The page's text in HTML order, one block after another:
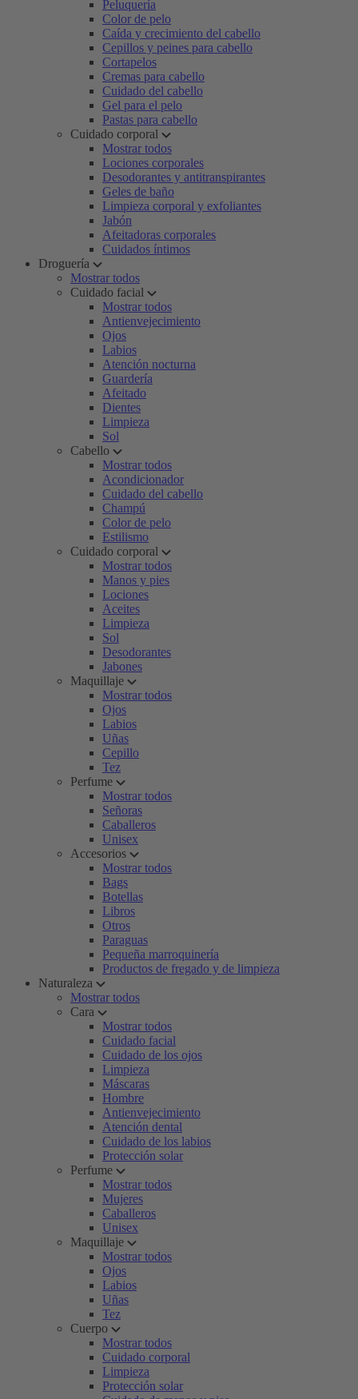
Peluquería
Color de pelo
Caída y crecimiento del cabello
Cepillos y peines para cabello
Cortapelos
Cremas para cabello
Cuidado del cabello
Gel para el pelo
Pastas para cabello
Cuidado corporal
Mostrar todos
Lociones corporales
Desodorantes y antitranspirantes
Geles de baño
Limpieza corporal y exfoliantes
Jabón
Afeitadoras corporales
Cuidados íntimos
Droguería
Mostrar todos
Cuidado facial
Mostrar todos
Antienvejecimiento
Ojos
Labios
Atención nocturna
Guardería
Afeitado
Dientes
Limpieza
Sol
Cabello
Mostrar todos
Acondicionador
Cuidado del cabello
Champú
Color de pelo
Estilismo
Cuidado corporal
Mostrar todos
Manos y pies
Lociones
Aceites
Limpieza
Sol
Desodorantes
Jabones
Maquillaje
Mostrar todos
Ojos
Labios
Uñas
Cepillo
Tez
Perfume
Mostrar todos
Señoras
Caballeros
Unisex
Accesorios
Mostrar todos
Bags
Botellas
Libros
Otros
Paraguas
Pequeña marroquinería
Productos de fregado y de limpieza
Naturaleza
Mostrar todos
Cara
Mostrar todos
Cuidado facial
Cuidado de los ojos
Limpieza
Máscaras
Hombre
Antienvejecimiento
Atención dental
Cuidado de los labios
Protección solar
Perfume
Mostrar todos
Mujeres
Caballeros
Unisex
Maquillaje
Mostrar todos
Ojos
Labios
Uñas
Tez
Cuerpo
Mostrar todos
Cuidado corporal
Limpieza
Protección solar